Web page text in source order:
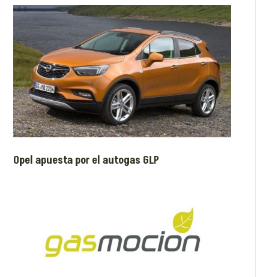
Opel apuesta por el autogas GLP